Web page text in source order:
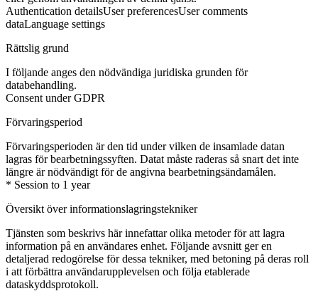
Authentication detailsUser preferencesUser comments
dataLanguage settings
Rättslig grund
I följande anges den nödvändiga juridiska grunden för
databehandling.
Consent under GDPR
Förvaringsperiod
Förvaringsperioden är den tid under vilken de insamlade datan
lagras för bearbetningssyften. Datat måste raderas så snart det inte
längre är nödvändigt för de angivna bearbetningsändamålen.
* Session to 1 year
Översikt över informationslagringstekniker
Tjänsten som beskrivs här innefattar olika metoder för att lagra
information på en användares enhet. Följande avsnitt ger en
detaljerad redogörelse för dessa tekniker, med betoning på deras roll
i att förbättra användarupplevelsen och följa etablerade
dataskyddsprotokoll.